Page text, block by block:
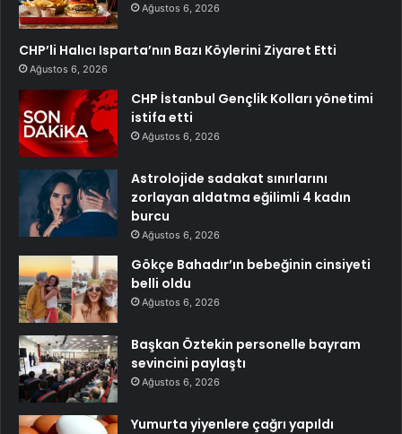
Ağustos 6, 2026
CHP’li Halıcı Isparta’nın Bazı Köylerini Ziyaret Etti
Ağustos 6, 2026
CHP İstanbul Gençlik Kolları yönetimi
istifa etti
Ağustos 6, 2026
Astrolojide sadakat sınırlarını
zorlayan aldatma eğilimli 4 kadın
burcu
Ağustos 6, 2026
Gökçe Bahadır’ın bebeğinin cinsiyeti
belli oldu
Ağustos 6, 2026
Başkan Öztekin personelle bayram
sevincini paylaştı
Ağustos 6, 2026
Yumurta yiyenlere çağrı yapıldı